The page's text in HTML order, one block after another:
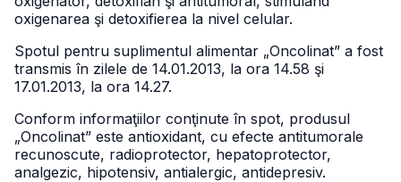
oxigenarea şi detoxifierea la nivel celular.
Spotul pentru suplimentul alimentar „Oncolinat” a fost
transmis în zilele de 14.01.2013, la ora 14.58 şi
17.01.2013, la ora 14.27.
Conform informaţiilor conţinute în spot, produsul
„Oncolinat” este antioxidant, cu efecte antitumorale
recunoscute, radioprotector, hepatoprotector,
analgezic, hipotensiv, antialergic, antidepresiv.